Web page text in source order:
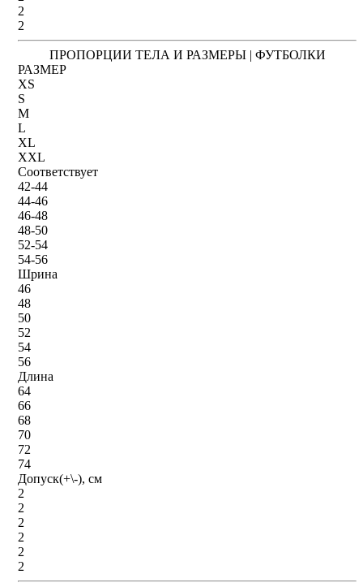
2
2
ПРОПОРЦИИ ТЕЛА И РАЗМЕРЫ | ФУТБОЛКИ
РАЗМЕР
XS
S
M
L
XL
XXL
Соответствует
42-44
44-46
46-48
48-50
52-54
54-56
Шрина
46
48
50
52
54
56
Длина
64
66
68
70
72
74
Допуск(+\-), см
2
2
2
2
2
2